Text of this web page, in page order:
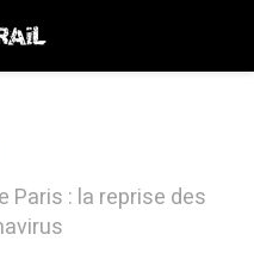
Paris : la reprise des